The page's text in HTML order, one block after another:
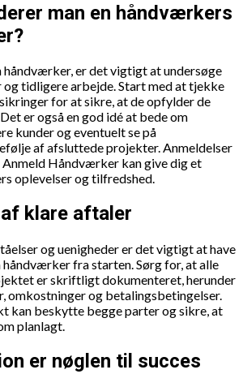
man en håndværkers
håndværker, er det vigtigt at undersøge
tidligere arbejde. Start med at tjekke
for at sikre, at de opfylder de
er også en god idé at bede om
kunder og eventuelt se på
af afsluttede projekter. Anmeldelser
Anmeld Håndværker kan give dig et
oplevelser og tilfredshed.
klare aftaler
og uenigheder er det vigtigt at have
fra starten. Sørg for, at alle
er skriftligt dokumenteret, herunder
omkostninger og betalingsbetingelser.
kan beskytte begge parter og sikre, at
planlagt.
er nøglen til succes